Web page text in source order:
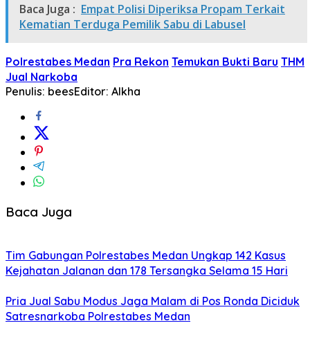
Baca Juga : Empat Polisi Diperiksa Propam Terkait
Kematian Terduga Pemilik Sabu di Labusel
Polrestabes Medan Pra Rekon Temukan Bukti Baru THM
Jual Narkoba
Penulis: beesEditor: Alkha
Baca Juga
Tim Gabungan Polrestabes Medan Ungkap 142 Kasus
Kejahatan Jalanan dan 178 Tersangka Selama 15 Hari
Pria Jual Sabu Modus Jaga Malam di Pos Ronda Diciduk
Satresnarkoba Polrestabes Medan